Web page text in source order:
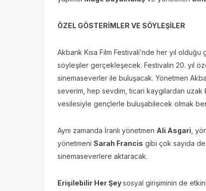
ÖZEL GÖSTERİMLER VE SÖYLEŞİLER
Akbank Kısa Film Festivali’nde her yıl
söyleşiler gerçekleşecek. Festivalin 20. yıl
sinemaseverler ile buluşacak. Yönetmen
severim, hep sevdim, ticari kaygılardan uzak
vesilesiyle gençlerle buluşabilecek olmak
Aynı zamanda İranlı yönetmen Ali Asgari ,
yönetmeni Sarah Francis gibi çok sayıda
sinemaseverlere aktaracak.
Erişilebilir Her Şeysosyal girişiminin de